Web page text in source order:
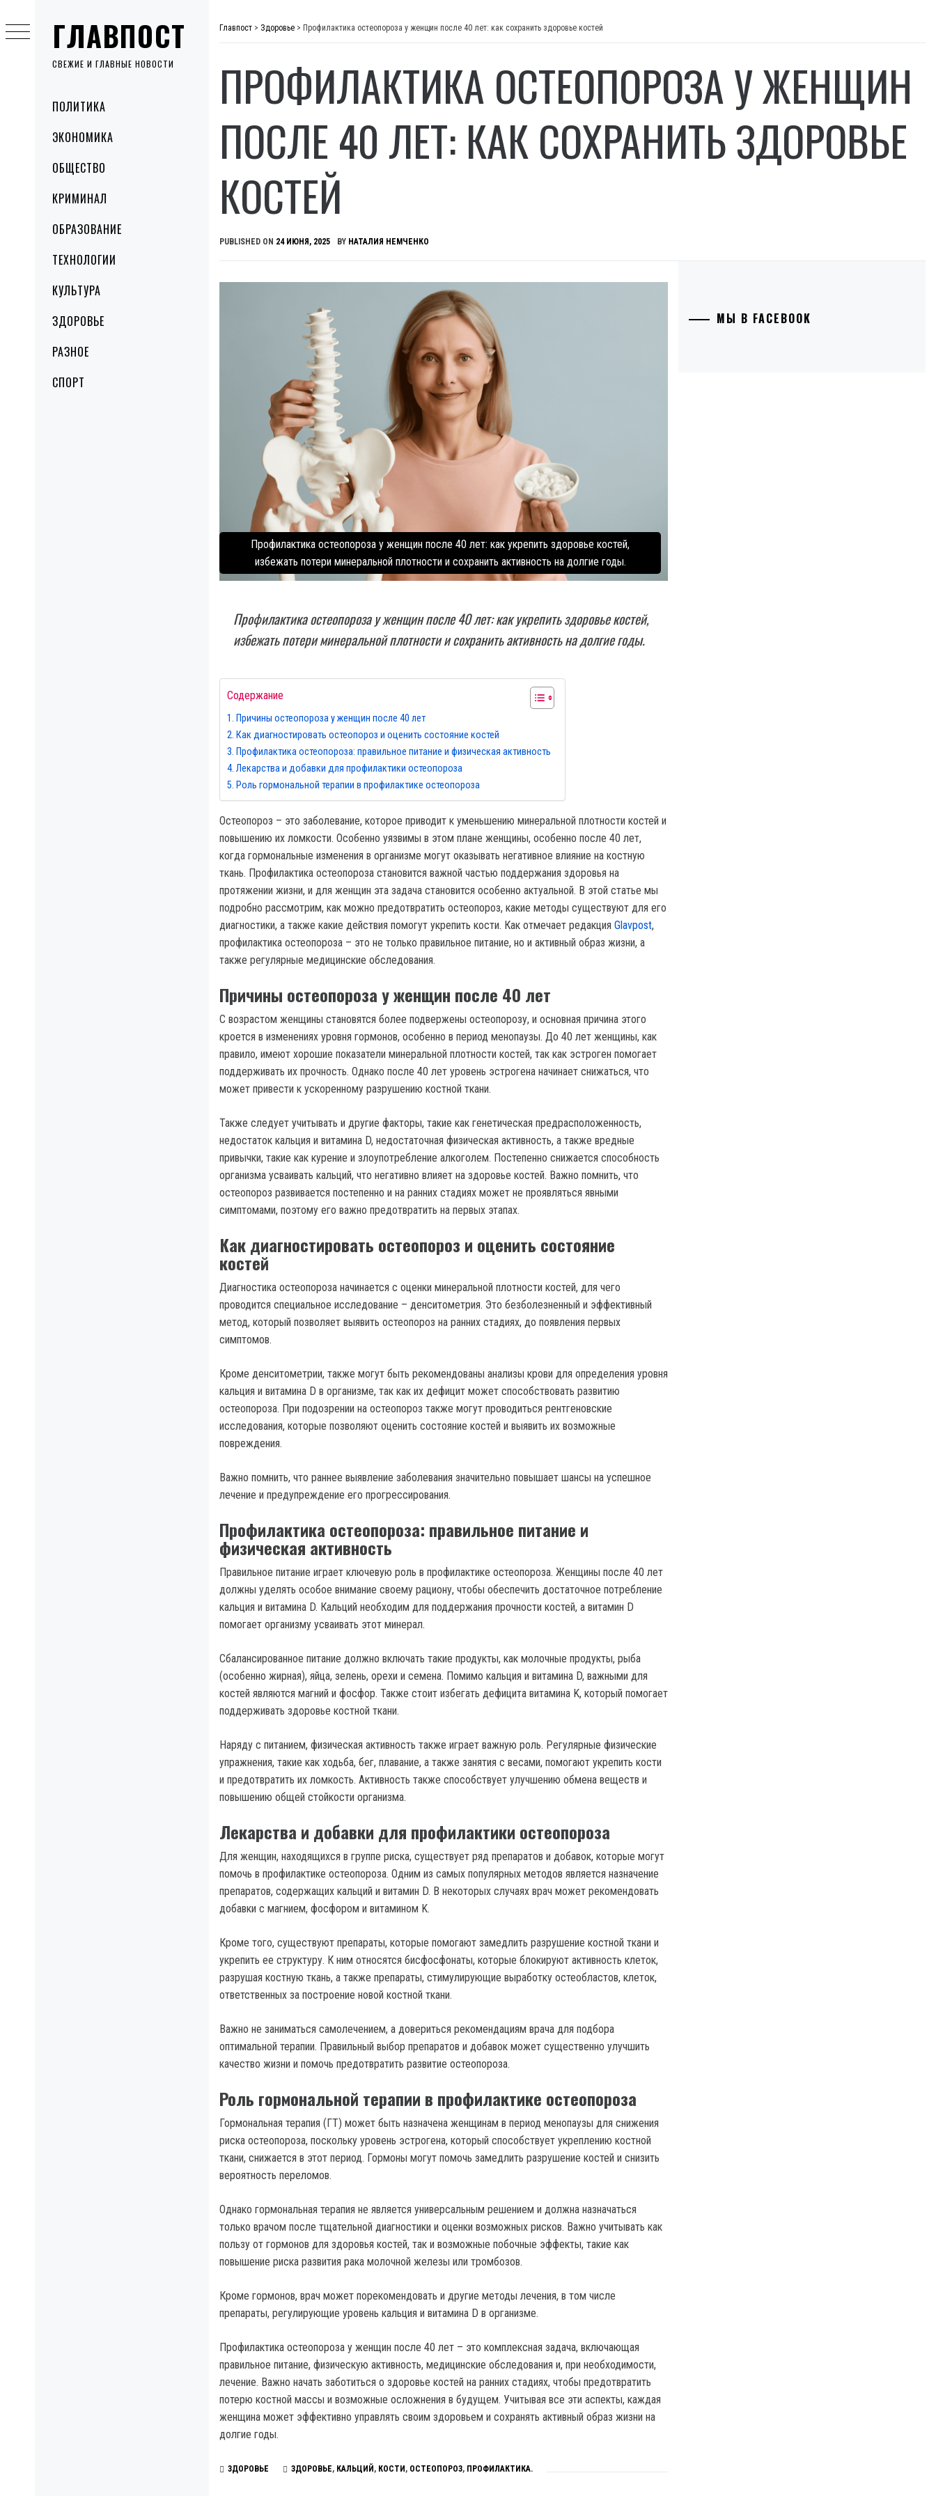
ГЛАВПОСТ
СВЕЖИЕ И ГЛАВНЫЕ НОВОСТИ
MenuПОЛИТИКА
ЭКОНОМИКА
ОБЩЕСТВО
КРИМИНАЛ
ОБРАЗОВАНИЕ
ТЕХНОЛОГИИ
КУЛЬТУРА
ЗДОРОВЬЕ
РАЗНОЕ
СПОРТ
to
content
Главпост > Здоровье > Профилактика остеопороза у женщин после 40 лет: как сохранить здоровье костей
ПРОФИЛАКТИКА ОСТЕОПОРОЗА У ЖЕНЩИН
ПОСЛЕ 40 ЛЕТ: КАК СОХРАНИТЬ ЗДОРОВЬЕ
КОСТЕЙ
PUBLISHED ON 24 ИЮНЯ, 2025 BY НАТАЛИЯ НЕМЧЕНКО
Профилактика остеопороза у женщин после 40 лет: как укрепить здоровье костей,
избежать потери минеральной плотности и сохранить активность на долгие годы.
Профилактика остеопороза у женщин после 40 лет: как укрепить здоровье костей,
избежать потери минеральной плотности и сохранить активность на долгие годы.
Содержание
Причины остеопороза у женщин после 40 лет
Как диагностировать остеопороз и оценить состояние костей
Профилактика остеопороза: правильное питание и физическая активность
Лекарства и добавки для профилактики остеопороза
Роль гормональной терапии в профилактике остеопороза
Остеопороз – это заболевание, которое приводит к уменьшению минеральной плотности костей и
повышению их ломкости. Особенно уязвимы в этом плане женщины, особенно после 40 лет,
когда гормональные изменения в организме могут оказывать негативное влияние на костную
ткань. Профилактика остеопороза становится важной частью поддержания здоровья на
протяжении жизни, и для женщин эта задача становится особенно актуальной. В этой статье мы
подробно рассмотрим, как можно предотвратить остеопороз, какие методы существуют для его
диагностики, а также какие действия помогут укрепить кости. Как отмечает редакция Glavpost,
профилактика остеопороза – это не только правильное питание, но и активный образ жизни, а
также регулярные медицинские обследования.
Причины остеопороза у женщин после 40 лет
С возрастом женщины становятся более подвержены остеопорозу, и основная причина этого
кроется в изменениях уровня гормонов, особенно в период менопаузы. До 40 лет женщины, как
правило, имеют хорошие показатели минеральной плотности костей, так как эстроген помогает
поддерживать их прочность. Однако после 40 лет уровень эстрогена начинает снижаться, что
может привести к ускоренному разрушению костной ткани.
Также следует учитывать и другие факторы, такие как генетическая предрасположенность,
недостаток кальция и витамина D, недостаточная физическая активность, а также вредные
привычки, такие как курение и злоупотребление алкоголем. Постепенно снижается способность
организма усваивать кальций, что негативно влияет на здоровье костей. Важно помнить, что
остеопороз развивается постепенно и на ранних стадиях может не проявляться явными
симптомами, поэтому его важно предотвратить на первых этапах.
Как диагностировать остеопороз и оценить состояние
костей
Диагностика остеопороза начинается с оценки минеральной плотности костей, для чего
проводится специальное исследование – денситометрия. Это безболезненный и эффективный
метод, который позволяет выявить остеопороз на ранних стадиях, до появления первых
симптомов.
Кроме денситометрии, также могут быть рекомендованы анализы крови для определения уровня
кальция и витамина D в организме, так как их дефицит может способствовать развитию
остеопороза. При подозрении на остеопороз также могут проводиться рентгеновские
исследования, которые позволяют оценить состояние костей и выявить их возможные
повреждения.
Важно помнить, что раннее выявление заболевания значительно повышает шансы на успешное
лечение и предупреждение его прогрессирования.
Профилактика остеопороза: правильное питание и
физическая активность
Правильное питание играет ключевую роль в профилактике остеопороза. Женщины после 40 лет
должны уделять особое внимание своему рациону, чтобы обеспечить достаточное потребление
кальция и витамина D. Кальций необходим для поддержания прочности костей, а витамин D
помогает организму усваивать этот минерал.
Сбалансированное питание должно включать такие продукты, как молочные продукты, рыба
(особенно жирная), яйца, зелень, орехи и семена. Помимо кальция и витамина D, важными для
костей являются магний и фосфор. Также стоит избегать дефицита витамина K, который помогает
поддерживать здоровье костной ткани.
Наряду с питанием, физическая активность также играет важную роль. Регулярные физические
упражнения, такие как ходьба, бег, плавание, а также занятия с весами, помогают укрепить кости
и предотвратить их ломкость. Активность также способствует улучшению обмена веществ и
повышению общей стойкости организма.
Лекарства и добавки для профилактики остеопороза
Для женщин, находящихся в группе риска, существует ряд препаратов и добавок, которые могут
помочь в профилактике остеопороза. Одним из самых популярных методов является назначение
препаратов, содержащих кальций и витамин D. В некоторых случаях врач может рекомендовать
добавки с магнием, фосфором и витамином K.
Кроме того, существуют препараты, которые помогают замедлить разрушение костной ткани и
укрепить ее структуру. К ним относятся бисфосфонаты, которые блокируют активность клеток,
разрушая костную ткань, а также препараты, стимулирующие выработку остеобластов, клеток,
ответственных за построение новой костной ткани.
Важно не заниматься самолечением, а довериться рекомендациям врача для подбора
оптимальной терапии. Правильный выбор препаратов и добавок может существенно улучшить
качество жизни и помочь предотвратить развитие остеопороза.
Роль гормональной терапии в профилактике остеопороза
Гормональная терапия (ГТ) может быть назначена женщинам в период менопаузы для снижения
риска остеопороза, поскольку уровень эстрогена, который способствует укреплению костной
ткани, снижается в этот период. Гормоны могут помочь замедлить разрушение костей и снизить
вероятность переломов.
Однако гормональная терапия не является универсальным решением и должна назначаться
только врачом после тщательной диагностики и оценки возможных рисков. Важно учитывать как
пользу от гормонов для здоровья костей, так и возможные побочные эффекты, такие как
повышение риска развития рака молочной железы или тромбозов.
Кроме гормонов, врач может порекомендовать и другие методы лечения, в том числе
препараты, регулирующие уровень кальция и витамина D в организме.
Профилактика остеопороза у женщин после 40 лет – это комплексная задача, включающая
правильное питание, физическую активность, медицинские обследования и, при необходимости,
лечение. Важно начать заботиться о здоровье костей на ранних стадиях, чтобы предотвратить
потерю костной массы и возможные осложнения в будущем. Учитывая все эти аспекты, каждая
женщина может эффективно управлять своим здоровьем и сохранять активный образ жизни на
долгие годы.
ЗДОРОВЬЕ ЗДОРОВЬЕ, КАЛЬЦИЙ , КОСТИ , ОСТЕОПОРОЗ, ПРОФИЛАКТИКА.
МЫ В FACEBOOK